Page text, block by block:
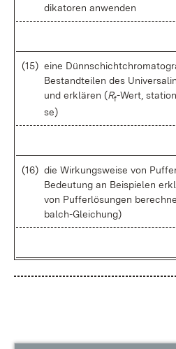
di­ka­to­ren an­wen­den
(15) ei­ne
Be­stand­tei­len des
und er­klä­ren (Rf-Wert,
se)
(16) die Wir­kungs­wei­se von
Be­deu­tung an Bei­spie­len
von Puf­fer­lö­sun­gen
balch-Glei­chung)